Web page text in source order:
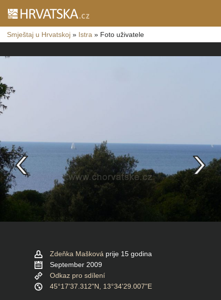
Smještaj u Hrvatskoj » Istra » Foto uživatele
Zdeňka Mašková prije 15 godina
September 2009
Odkaz pro sdílení
45°17'37.312"N, 13°34'29.007"E